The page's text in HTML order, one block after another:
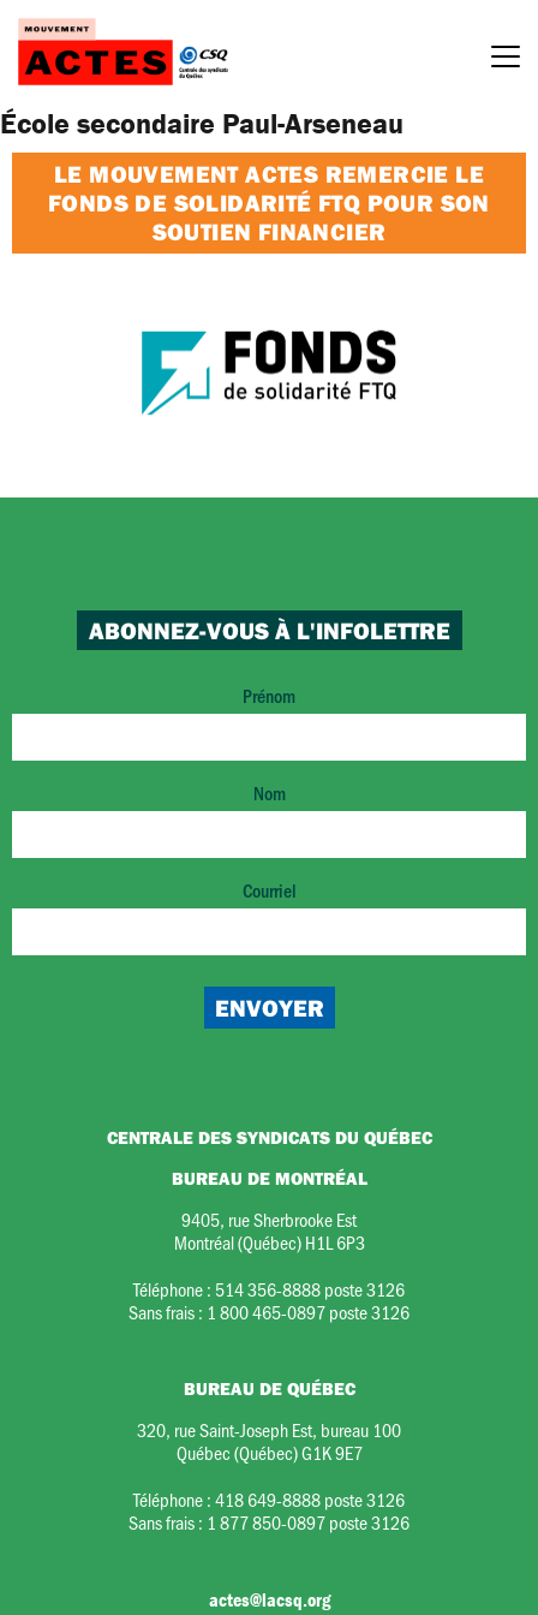
Passer
contenu
École secondaire Paul-Arseneau
LE MOUVEMENT ACTES REMERCIE LE
FONDS DE SOLIDARITÉ FTQ POUR SON
SOUTIEN FINANCIER
ABONNEZ-VOUS À L'INFOLETTRE
Prénom
Nom
Courriel
CENTRALE DES SYNDICATS DU QUÉBEC
BUREAU DE MONTRÉAL
9405, rue Sherbrooke Est
Montréal (Québec) H1L 6P3
Téléphone : 514 356-8888 poste 3126
Sans frais : 1 800 465-0897 poste 3126
BUREAU DE QUÉBEC
320, rue Saint-Joseph Est, bureau 100
Québec (Québec) G1K 9E7
Téléphone :418 649-8888 poste 3126
Sans frais : 1 877 850-0897 poste 3126
actes@lacsq.org